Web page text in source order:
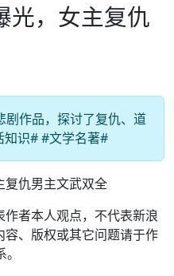
光，女主复仇
剧作品，探讨了复仇、道
知识# #文学名著#
仇男主文武双全
者本人观点，不代表新浪
、版权或其它问题请于作